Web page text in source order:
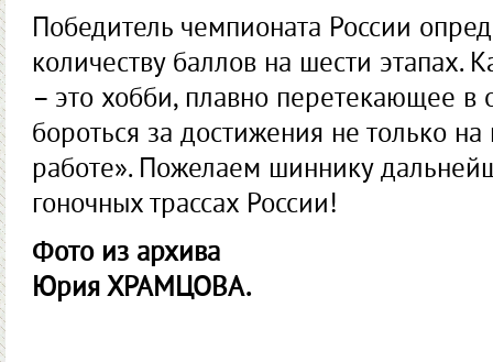
Победитель чемпионата России
количеству баллов на шести этапах.
– это хобби, плавно перетекающее в
бороться за достижения не только
работе». Пожелаем шиннику
гоночных трассах России!
Фото из архива
Юрия ХРАМЦОВА.